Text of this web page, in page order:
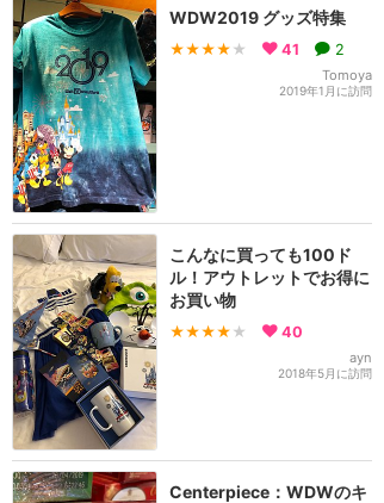
WDW2019 グッズ特集
★★★★ ★ 41 2
Tomoya
2019年1月に訪問
こんなに買っても100ド
ル！アウトレットでお得に
お買い物
★★★★ ★ 40
ayn
2018年5月に訪問
Centerpiece：WDWのキ